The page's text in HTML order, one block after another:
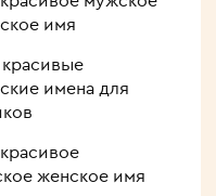
имя
имена для
женское имя